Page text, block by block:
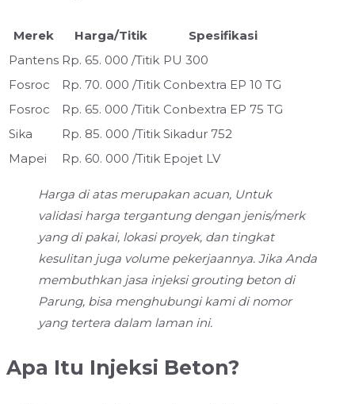
Merek Harga/Titik
Spesifikasi
Pantens Rp. 65. 000 /Titik PU 300
Fosroc
Rp. 70. 000 /Titik Conbextra EP 10 TG
Fosroc
Rp. 65. 000 /Titik Conbextra EP 75 TG
Sika
Rp. 85. 000 /Titik Sikadur 752
Mapei
Rp. 60. 000 /Titik Epojet LV
Harga di atas merupakan acuan, Untuk
validasi harga tergantung dengan jenis/merk
yang di pakai, lokasi proyek, dan tingkat
kesulitan juga volume pekerjaannya. Jika Anda
membuthkan jasa injeksi grouting beton di
Parung, bisa menghubungi kami di nomor
yang tertera dalam laman ini.
Apa Itu Injeksi Beton?